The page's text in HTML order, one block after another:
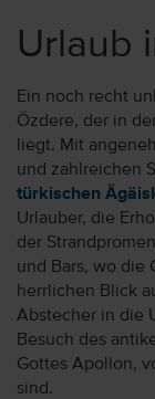
Urlaub
Ein noch recht
Özdere, der in
liegt. Mit
und zahlreichen
türkischen
Urlauber, die
der
und Bars, wo die
herrlichen Blick
Abstecher in die
Besuch des
Gottes Apollon,
sind.